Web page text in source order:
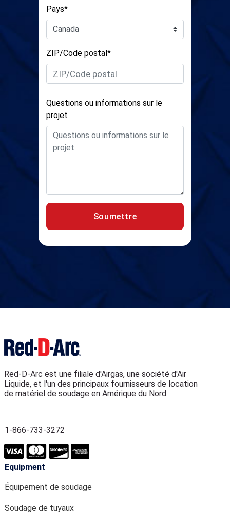
Pays*
ZIP/Code postal*
Questions ou informations sur le
projet
Soumettre
Red-D-Arc est une filiale d'Airgas, une société d'Air
Liquide, et l'un des principaux fournisseurs de location
de matériel de soudage en Amérique du Nord.
1-866-733-3272
Equipment
Équipement de soudage
Soudage de tuyaux